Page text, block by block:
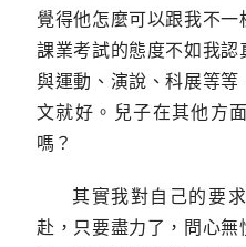
覺得他怎麼可以跟我不
課業考試的態度不如我
與運動、演說、科展等
文就好。兒子在其他方
嗎？
其實我對自己的要
赴，只要盡力了，問心